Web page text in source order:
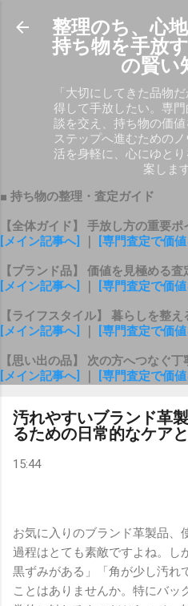
スキップしてメイン
整理のち、心
持ち物を手放
の賢い
「大切にしてきた品物
得して手放したい。専
談を交え、持ち物の価
ステップへ進むための
活を身軽に、心にゆと
案しま
■ 持ち物の整理・査定ガイド
【全体ガイド】 手放し方の重要ポ
[メイン記事へ]
[専門査定で価
【ブランド品】 価値を見極める査
[メイン記事へ]
[専門査定で価
【ライフスタイル】 暮らしを整
[メイン記事へ]
[専門査定で価
【思い出の品】 次の方へつなぐ丁
[メイン記事へ]
[専門査定で価
汚れやすいブランド革
るための日常的なケア
15:44
お気に入りのブランド革製品、
過程はとても素敵ですよね。し
黒ずみがある」「角が少し汚れ
ことはありませんか。特にバッ